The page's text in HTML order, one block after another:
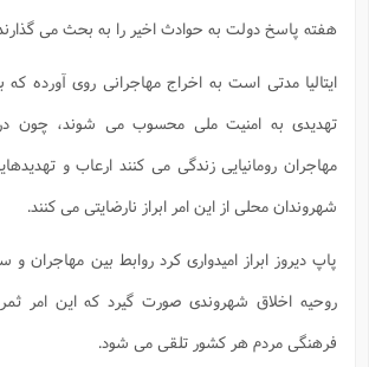
هفته پاسخ دولت به حوادث اخیر را به بحث می گذارند.
ایتالیا مدتی است به اخراج مهاجرانی روی آورده
تهدیدی به امنیت ملی محسوب می شوند، چون
مهاجران رومانیایی زندگی می کنند ارعاب و
شهروندان محلی از این امر ابراز نارضایتی می کنند.
پاپ دیروز ابراز امیدواری کرد روابط بین مهاجران
روحیه اخلاق شهروندی صورت گیرد که این امر
فرهنگی مردم هر کشور تلقی می شود.